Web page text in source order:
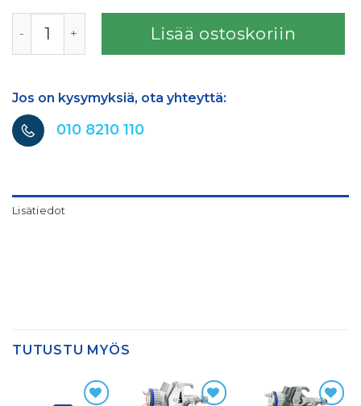
Lisää ostoskoriin
Jos on kysymyksiä, ota yhteyttä:
010 8210 110
Lisätiedot
TUTUSTU MYÖS